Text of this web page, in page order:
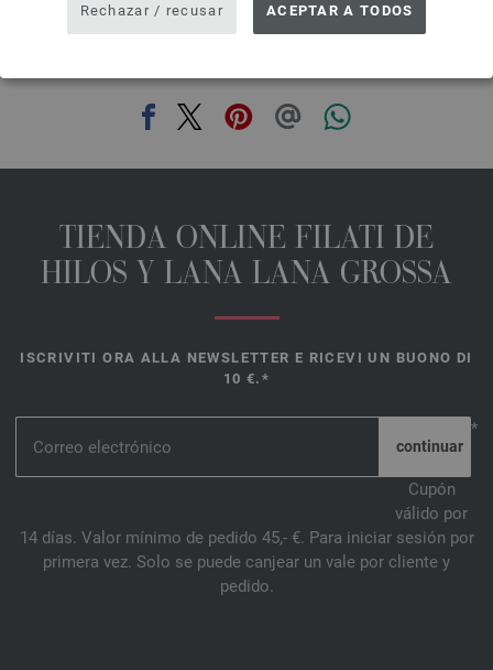
Rechazar / recusar ACEPTAR A TODOS
TIENDA ONLINE FILATI DE
HILOS Y LANA LANA GROSSA
ISCRIVITI ORA ALLA NEWSLETTER E RICEVI UN BUONO DI
10 €.*
*
Cupón
válido por
14 días. Valor mínimo de pedido 45,- €. Para iniciar sesión por
primera vez. Solo se puede canjear un vale por cliente y
pedido.